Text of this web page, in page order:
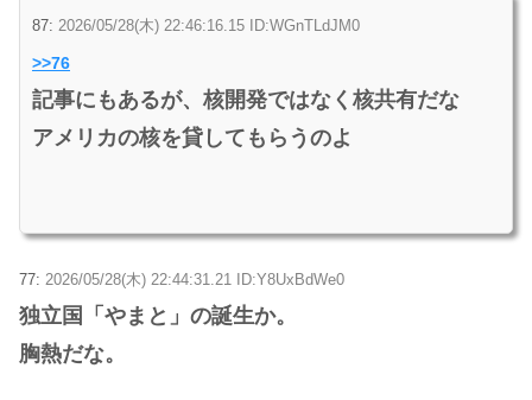
87: 2026/05/28(木) 22:46:16.15 ID:WGnTLdJM0
>>76
記事にもあるが、核開発ではなく核共有だな
アメリカの核を貸してもらうのよ
77: 2026/05/28(木) 22:44:31.21 ID:Y8UxBdWe0
独立国「やまと」の誕生か。
胸熱だな。